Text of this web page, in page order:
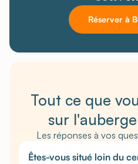
Réserver à
Tout ce que
sur
Les réponses à vos
Êtes-vous situé loin du